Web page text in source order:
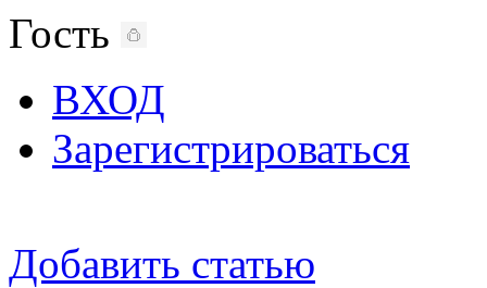
Гость
ВХОД
Зарегистрироваться
Добавить статью